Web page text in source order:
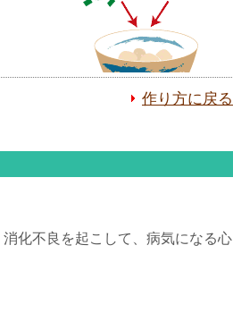
作り方に戻る
化不良を起こして、病気になる心